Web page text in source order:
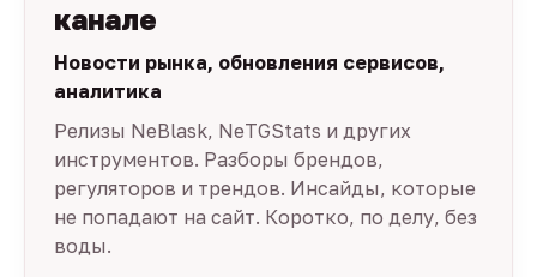
канале
Новости рынка, обновления сервисов,
аналитика
Релизы NeBlask, NeTGStats и других
инструментов. Разборы брендов,
регуляторов и трендов. Инсайды, которые
не попадают на сайт. Коротко, по делу, без
воды.